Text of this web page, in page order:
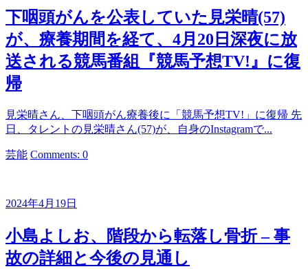
下咽頭がんを公表していた見栄晴(57)
が、療養期間を経て、4月20日深夜に放
送される競馬番組『競馬予想TV!』に復
帰
見栄晴さん、下咽頭がん療養後に「競馬予想TV!」に復帰 先
日、タレントの見栄晴さん(57)が、自身のInstagramで...
カ
リ
ー
芸能 Comments: 0
2024年4月19日
小島よしお、階段から転落し骨折 – 事
故の詳細と今後の見通し